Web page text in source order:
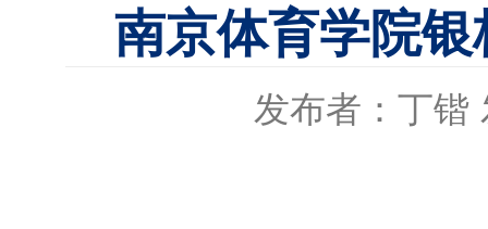
南京体育学院
发布者：丁锴